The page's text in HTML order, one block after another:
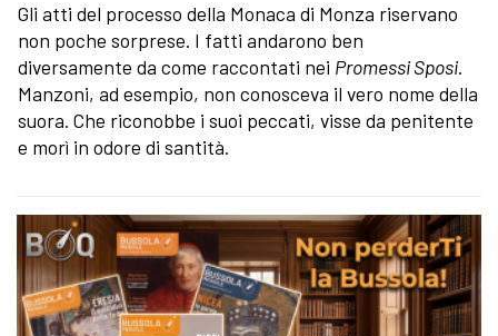
Gli atti del processo della Monaca di Monza riservano
non poche sorprese. I fatti andarono ben
diversamente da come raccontati nei Promessi Sposi.
Manzoni, ad esempio, non conosceva il vero nome della
suora. Che riconobbe i suoi peccati, visse da penitente
e morì in odore di santità.